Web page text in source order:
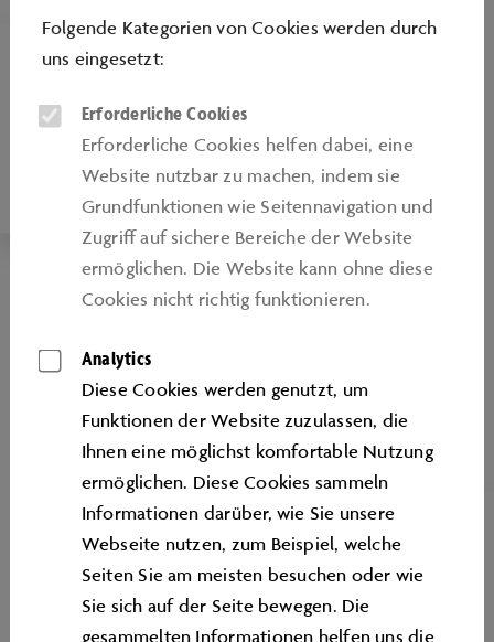
PROBEFAHRTEN
Testen Sie faszinierende Volkswagen
Fahrzeuge bei einer begleiteten Probefahrt
durch Wolfsburg.
VOLKSWAGEN ID.
ABHOLEN
Elektrisierendes Erlebnis - Holen Sie Ihren
Folgende Kategorien von Cookies werden durch
uns eingesetzt:
Erforderliche Cookies
Erforderliche Cookies helfen dabei, eine
Website nutzbar zu machen, indem sie
Grundfunktionen wie Seitennavigation und
Zugriﬀ auf sichere Bereiche der Website
ermöglichen. Die Website kann ohne diese
Cookies nicht richtig funktionieren.
Analytics
Diese Cookies werden genutzt, um
Funktionen der Website zuzulassen, die
Ihnen eine möglichst komfortable Nutzung
ermöglichen. Diese Cookies sammeln
Informationen darüber, wie Sie unsere
Webseite nutzen, zum Beispiel, welche
Seiten Sie am meisten besuchen oder wie
Sie sich auf der Seite bewegen. Die
gesammelten Informationen helfen uns die